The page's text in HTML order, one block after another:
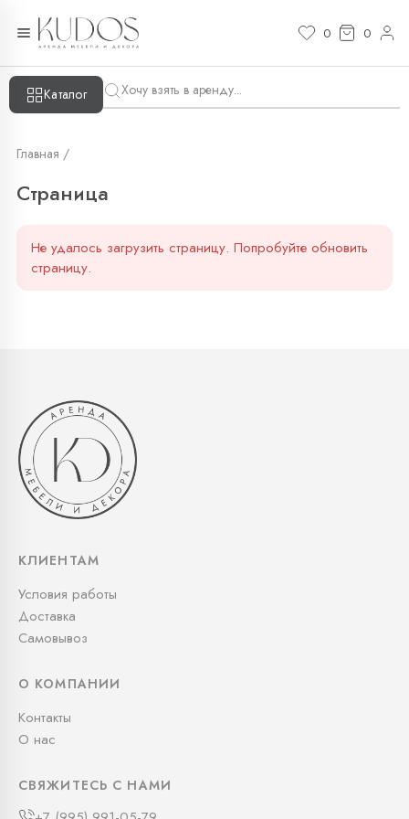
0 0
Каталог
Главная /
Страница
Не удалось загрузить страницу. Попробуйте обновить
страницу.
КЛИЕНТАМ
Условия работы
Доставка
Самовывоз
О КОМПАНИИ
Контакты
О нас
СВЯЖИТЕСЬ С НАМИ